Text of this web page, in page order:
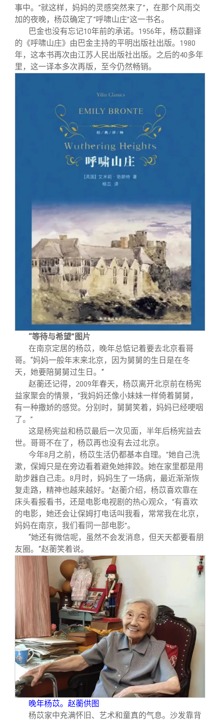
事中。 “就这样，妈妈的灵感突然来了” ，在那个风雨交
加的夜晚，杨苡确定了“呼啸山庄”这一书名。
巴金也没有忘记10年前的承诺。 1956年，杨苡翻译
的《呼啸山庄》由巴金主持的平明出版社出版。
1980
年，这本书再次由江苏人民出版社出版。之后的40多年
里，这一译本多次再版，至今仍然畅销。
“等待与希望”图片
在南京定居的杨苡，晚年总惦记着要去北京看哥
哥。“妈妈一般年末来北京，因为舅舅的生日是在冬
天，她要陪舅舅过生日。”
赵蘅还记得，
2009年春天，杨苡离开北京前在杨宪
益家聚会的情景， “我妈妈还像小妹妹一样倚着舅舅，
有一种撒娇的感觉。分别时，舅舅笑着，妈妈已经哽咽
了。 ”
这是杨宪益和杨苡最后一次见面，半年后杨宪益去
世。哥哥不在了，杨苡再也没有去过北京。
今年8月之前，杨苡生活仍都基本自理。 “她自己洗
漱，保姆只是在旁边看着避免她摔跤。她在家里都是用
助步器自己走。 8月时，妈妈生了一场病，最近渐渐恢
复走路，精神也越来越好。 ”赵蘅介绍，杨苡喜欢靠在
床头看报看书，还是电影电视剧的热心观众， “有喜欢
的电影，她还会让保姆打电话叫我看，常常我在北京，
妈妈在南京，我们看同一部电影”。
“她还有微信呢，虽然不会发消息，但天天都要看朋
友圈。”赵蘅笑着说。
晚年杨苡。赵蘅供图
杨苡家中充满怀旧、艺术和童真的气息。沙发靠背